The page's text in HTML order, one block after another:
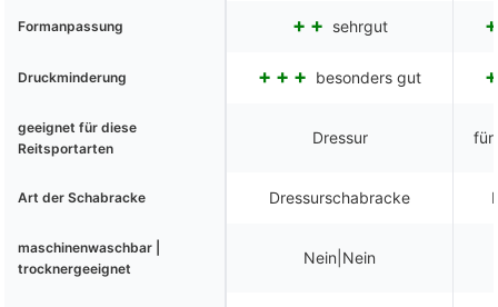
Formanpassung sehrgut
Druckminderung besonders gut
geeignet für diese
Reitsportarten
Dressur für
Art der Schabracke Dressurschabracke
maschinenwaschbar |
trocknergeeignet
Nein|Nein